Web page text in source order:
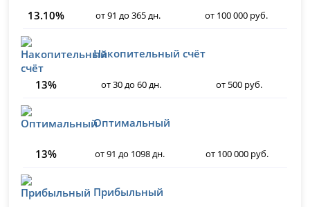
13.10% от 91 до 365 дн. от 100 000 руб.
Накопительный счёт
13% от 30 до 60 дн. от 500 руб.
Оптимальный
13% от 91 до 1098 дн. от 100 000 руб.
Прибыльный